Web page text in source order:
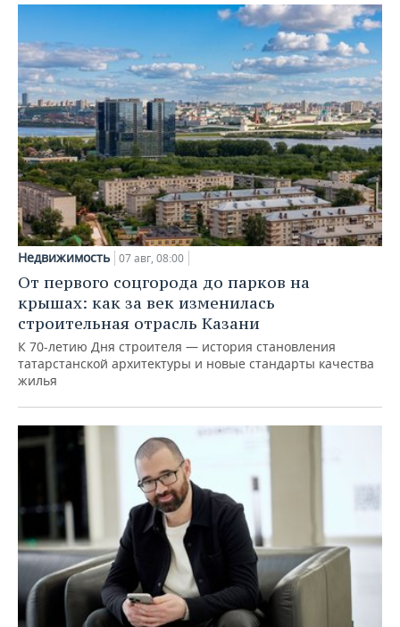
Недвижимость 07 авг, 08:00
От первого соцгорода до парков на
крышах: как за век изменилась
строительная отрасль Казани
К 70-летию Дня строителя — история становления
татарстанской архитектуры и новые стандарты качества
жилья